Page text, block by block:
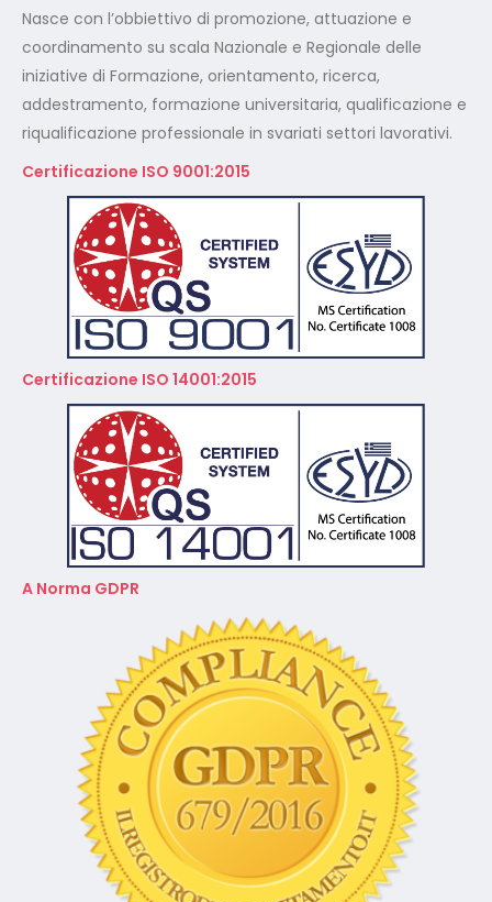
Nasce con l’obbiettivo di promozione, attuazione e
coordinamento su scala Nazionale e Regionale delle
iniziative di Formazione, orientamento, ricerca,
addestramento, formazione universitaria, qualificazione e
riqualificazione professionale in svariati settori lavorativi.
Certificazione ISO 9001:2015
Certificazione ISO 14001:2015
A Norma GDPR